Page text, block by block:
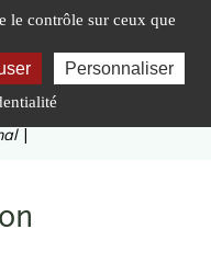
régional
|
le contrôle sur ceux que
Personnaliser